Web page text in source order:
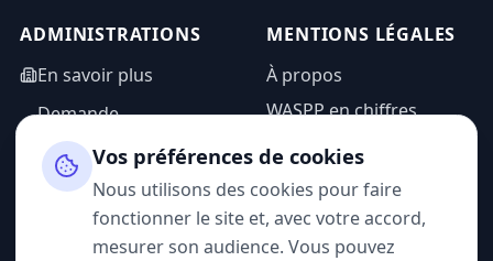
ADMINISTRATIONS
En savoir plus
Demande
d'information
Espace admin
MENTIONS LÉGALES
À propos
WASPP en chiffres
Mentions légales
Politique de
confidentialité
CGU
Vos préférences de cookies
Nous utilisons des cookies pour faire
fonctionner le site et, avec votre accord,
mesurer son audience. Vous pouvez